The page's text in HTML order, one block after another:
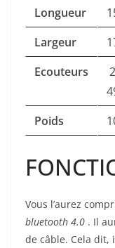
Longueur
Largeur
Ecouteurs
Poids
Vous l’aurez
bluetooth 4.0 . Il
de câble. Cela dit,